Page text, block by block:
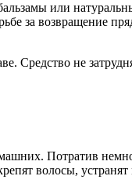
или
за возвращение
Средство не
Потратив
волосы,